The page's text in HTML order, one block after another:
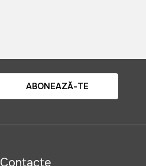
ABONEAZĂ-TE
Contacte